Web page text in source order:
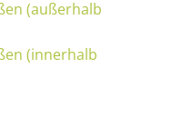
(außerhalb
(innerhalb